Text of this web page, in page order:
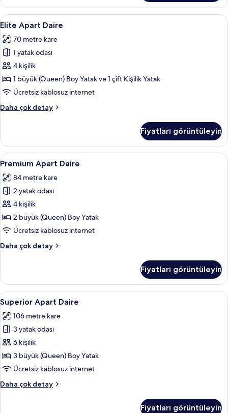
daha
fazla
detay
Elite
Apart
Daire
için
tüm
fotoğrafları
görün
Elite Apart Daire | Oturma alanı |
6
Elite Apart Daire
70 metre kare
1 yatak odası
4 kişilik
1 büyük (Queen) Boy Yatak ve 1 çift Kişilik Yatak
Ücretsiz kablosuz internet
Daha çok detay
Elite
daha
fazla
detay
Fiyatları görüntüleyin
Premium
Apart
Daire
için
tüm
fotoğrafları
görün
Premium Apart Daire | Ütü/ütü
5
Premium Apart Daire
84 metre kare
2 yatak odası
4 kişilik
2 büyük (Queen) Boy Yatak
Ücretsiz kablosuz internet
Daha çok detay
Premium
daha
fazla
detay
Fiyatları görüntüleyin
Superior
Apart
Daire
için
tüm
fotoğrafları
görün
Superior Apart Daire | Ütü/ütü
6
Superior Apart Daire
106 metre kare
3 yatak odası
6 kişilik
3 büyük (Queen) Boy Yatak
Ücretsiz kablosuz internet
Daha çok detay
Superior
Fiyatları görüntüleyin